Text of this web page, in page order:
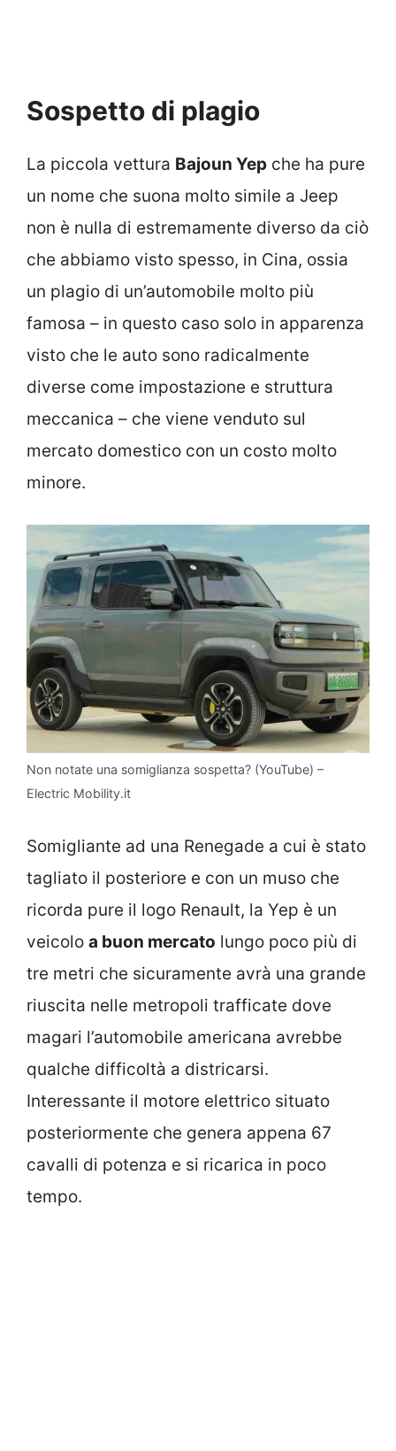
Sospetto di plagio
La piccola vettura Bajoun Yep che ha pure
un nome che suona molto simile a Jeep
non è nulla di estremamente diverso da ciò
che abbiamo visto spesso, in Cina, ossia
un plagio di un’automobile molto più
famosa – in questo caso solo in apparenza
visto che le auto sono radicalmente
diverse come impostazione e struttura
meccanica – che viene venduto sul
mercato domestico con un costo molto
minore.
Non notate una somiglianza sospetta? (YouTube) –
Electric Mobility.it
Somigliante ad una Renegade a cui è stato
tagliato il posteriore e con un muso che
ricorda pure il logo Renault, la Yep è un
veicolo a buon mercato lungo poco più di
tre metri che sicuramente avrà una grande
riuscita nelle metropoli trafficate dove
magari l’automobile americana avrebbe
qualche difficoltà a districarsi.
Interessante il motore elettrico situato
posteriormente che genera appena 67
cavalli di potenza e si ricarica in poco
tempo.